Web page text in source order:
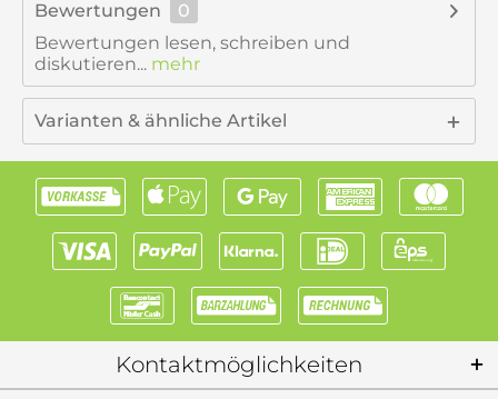
Bewertungen
0
Bewertungen lesen, schreiben und
diskutieren... mehr
Varianten & ähnliche Artikel
Kontaktmöglichkeiten